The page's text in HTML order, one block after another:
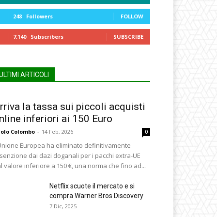
248 Followers FOLLOW
7,140 Subscribers SUBSCRIBE
ARTICOLI
la tassa sui piccoli acquisti
inferiori ai 150 Euro
Colombo - 14 Feb, 2026 0
Europea ha eliminato definitivamente
dai dazi doganali per i pacchi extra-UE
valore inferiore a 150 €, una norma che fino ad...
Netflix scuote il mercato e si
compra Warner Bros Discovery
7 Dic, 2025